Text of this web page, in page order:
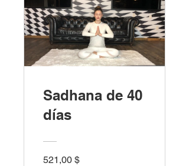
Sadhana de 40
días
521,00 $